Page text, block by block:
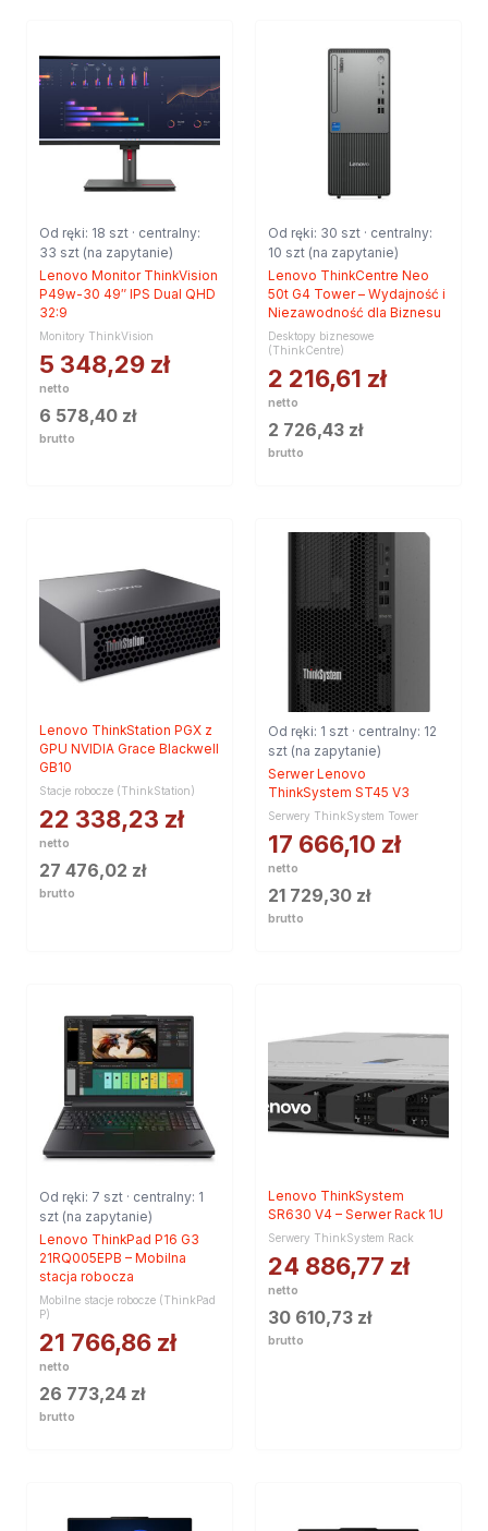
Od ręki: 18 szt · centralny:
33 szt (na zapytanie)
Lenovo Monitor ThinkVision
P49w-30 49″ IPS Dual QHD
32:9
Monitory ThinkVision
5 348,29 zł
netto
6 578,40 zł
brutto
Od ręki: 30 szt · centralny:
10 szt (na zapytanie)
Lenovo ThinkCentre Neo
50t G4 Tower – Wydajność i
Niezawodność dla Biznesu
Desktopy biznesowe
(ThinkCentre)
2 216,61 zł
netto
2 726,43 zł
brutto
Lenovo ThinkStation PGX z
GPU NVIDIA Grace Blackwell
GB10
Stacje robocze (ThinkStation)
22 338,23 zł
netto
27 476,02 zł
brutto
Od ręki: 1 szt · centralny: 12
szt (na zapytanie)
Serwer Lenovo
ThinkSystem ST45 V3
Serwery ThinkSystem Tower
17 666,10 zł
netto
21 729,30 zł
brutto
Od ręki: 7 szt · centralny: 1
szt (na zapytanie)
Lenovo ThinkPad P16 G3
21RQ005EPB – Mobilna
stacja robocza
Mobilne stacje robocze (ThinkPad
P)
21 766,86 zł
netto
26 773,24 zł
brutto
Lenovo ThinkSystem
SR630 V4 – Serwer Rack 1U
Serwery ThinkSystem Rack
24 886,77 zł
netto
30 610,73 zł
brutto